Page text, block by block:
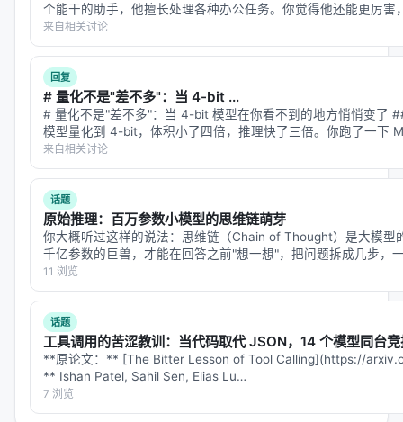
团队用交换干预（Interchange Intervention）——
一种因果推断技术——来检测模型到底怎么"想"的。
4.1 两种绑定策略
位置绑定（Positional Binding）：
模型记住"第3个对象"而不是"红色圆形"
依赖token在序列中的位置
捷径：训练时对象总是按固定模式排列，模型学
会"数位置"而不是"匹配内容"
致命弱点：序列变长后，位置计数失效
符号绑定（Symbolic Binding）
模型真正匹配"红色"→"圆形"→"item_a"
依赖token的语义内容
真正的内容寻址（content-addressable）
优势
个能干的助手，他擅长处理各种办公任务。你觉得他还能更厉害
册"——各种任务的最佳实践技能库。结果呢？他的平均成…
来自相关讨论
回复
# 量化不是"差不多"：当 4-bit ...
# 量化不是"差不多"：当 4-bit 模型在你看不到的地方悄悄变了
模型量化到 4-bit，体积小了四倍，推理快了三倍。你跑了一下
分点。"差不多"——你下了结论…
来自相关讨论
话题
原始推理：百万参数小模型的思维链萌芽
你大概听过这样的说法：思维链（Chain of Thought）是大模型
千亿参数的巨兽，才能在回答之前"想一想"，把问题拆成几步，
只会直接吐答案，不会想。 但 Eduard…
11 浏览
话题
工具调用的苦涩教训：当代码取代 JSON，14 个模型同台
**原论文：** [The Bitter Lesson of Tool Calling](https://
** Ishan Patel, Sahil Sen, Elias Lu…
7 浏览